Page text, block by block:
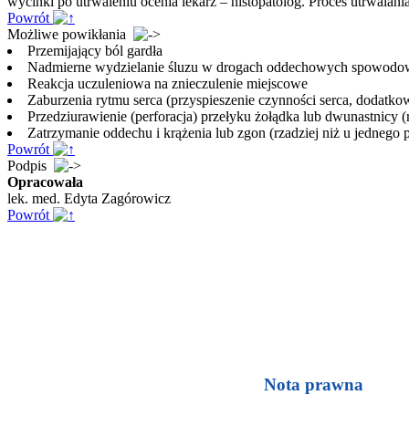
Powrót
Możliwe powikłania
Przemijający ból gardła
Nadmierne wydzielanie śluzu w drogach oddechowych
Reakcja uczuleniowa na znieczulenie miejscowe
Zaburzenia rytmu serca (przyspieszenie czynności serca,
Przedziurawienie (perforacja) przełyku żołądka lub dwunastnicy
Zatrzymanie oddechu i krążenia lub zgon (rzadziej niż u jednego
Powrót
Podpis
Opracowała
lek. med. Edyta Zagórowicz
Powrót
Nota prawna